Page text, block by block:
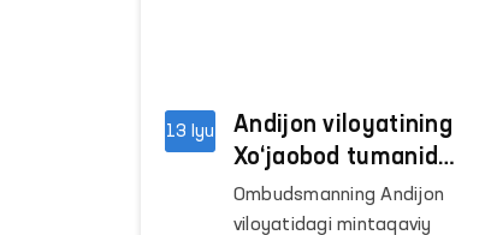
13 Iyu
Andijon viloyatining
Xo‘jaobod tumanida
fuqarolar
murojaatlari
Ombudsmanning Andijon
viloyatidagi mintaqaviy